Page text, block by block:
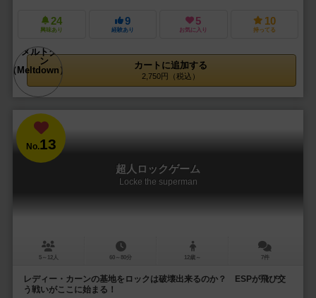
24
興味あり
9
経験あり
5
お気に入り
10
持ってる
カートに追加する
2,750円（税込）
No.13
超人ロックゲーム
Locke the superman
5～12人 60～80分 12歳～ 7件
レディー・カーンの基地をロックは破壊出来るのか？ ESPが飛び交
う戦いがここに始まる！